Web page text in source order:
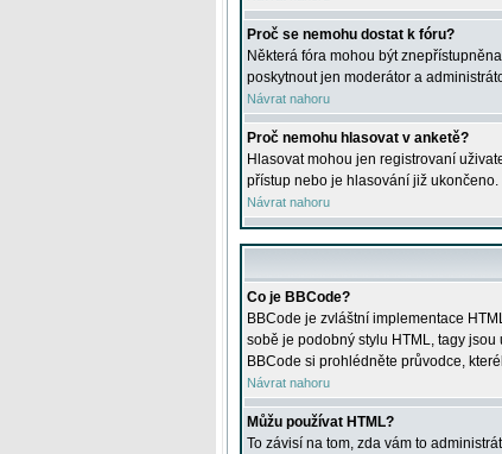
Proč se nemohu dostat k fóru?
Některá fóra mohou být
poskytnout jen moderátor a
Návrat nahoru
Proč nemohu hlasovat v anketě?
Hlasovat mohou jen registrovaní
přístup nebo je hlasování již ukončeno.
Návrat nahoru
Co je BBCode?
BBCode je zvláštní implementace
sobě je podobný stylu HTML, tagy
BBCode si prohlédněte průvodce,
Návrat nahoru
Můžu používat HTML?
To závisí na tom, zda vám to